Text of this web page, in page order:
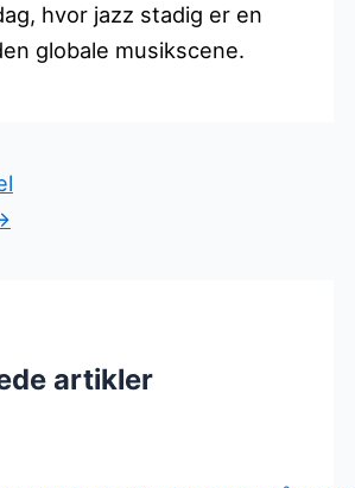
hvor jazz stadig er en
globale musikscene.
artikler